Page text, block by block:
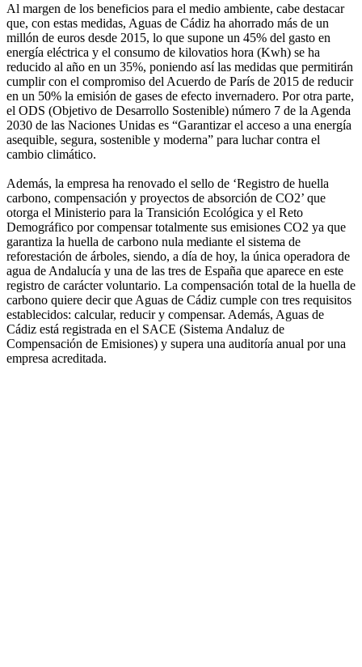
Al margen de los beneficios para el medio ambiente, cabe destacar
que, con estas medidas, Aguas de Cádiz ha ahorrado más de un
millón de euros desde 2015, lo que supone un 45% del gasto en
energía eléctrica y el consumo de kilovatios hora (Kwh) se ha
reducido al año en un 35%, poniendo así las medidas que permitirán
cumplir con el compromiso del Acuerdo de París de 2015 de reducir
en un 50% la emisión de gases de efecto invernadero. Por otra parte,
el ODS (Objetivo de Desarrollo Sostenible) número 7 de la Agenda
2030 de las Naciones Unidas es “Garantizar el acceso a una energía
asequible, segura, sostenible y moderna” para luchar contra el
cambio climático.
Además, la empresa ha renovado el sello de ‘Registro de huella
carbono, compensación y proyectos de absorción de CO2’ que
otorga el Ministerio para la Transición Ecológica y el Reto
Demográfico por compensar totalmente sus emisiones CO2 ya que
garantiza la huella de carbono nula mediante el sistema de
reforestación de árboles, siendo, a día de hoy, la única operadora de
agua de Andalucía y una de las tres de España que aparece en este
registro de carácter voluntario. La compensación total de la huella de
carbono quiere decir que Aguas de Cádiz cumple con tres requisitos
establecidos: calcular, reducir y compensar. Además, Aguas de
Cádiz está registrada en el SACE (Sistema Andaluz de
Compensación de Emisiones) y supera una auditoría anual por una
empresa acreditada.